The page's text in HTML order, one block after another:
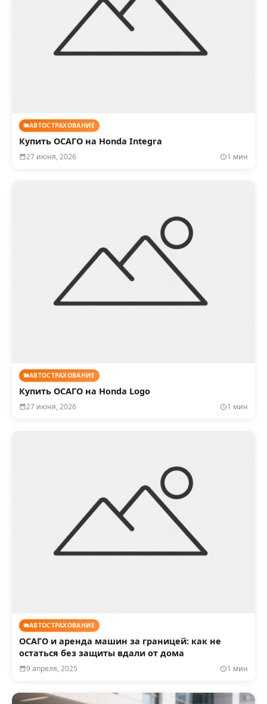
АВТОСТРАХОВАНИЕ
Купить ОСАГО на Honda Integra
27 июня, 2026 1 мин
АВТОСТРАХОВАНИЕ
Купить ОСАГО на Honda Logo
27 июня, 2026 1 мин
АВТОСТРАХОВАНИЕ
ОСАГО и аренда машин за границей: как не
остаться без защиты вдали от дома
9 апреля, 2025 1 мин